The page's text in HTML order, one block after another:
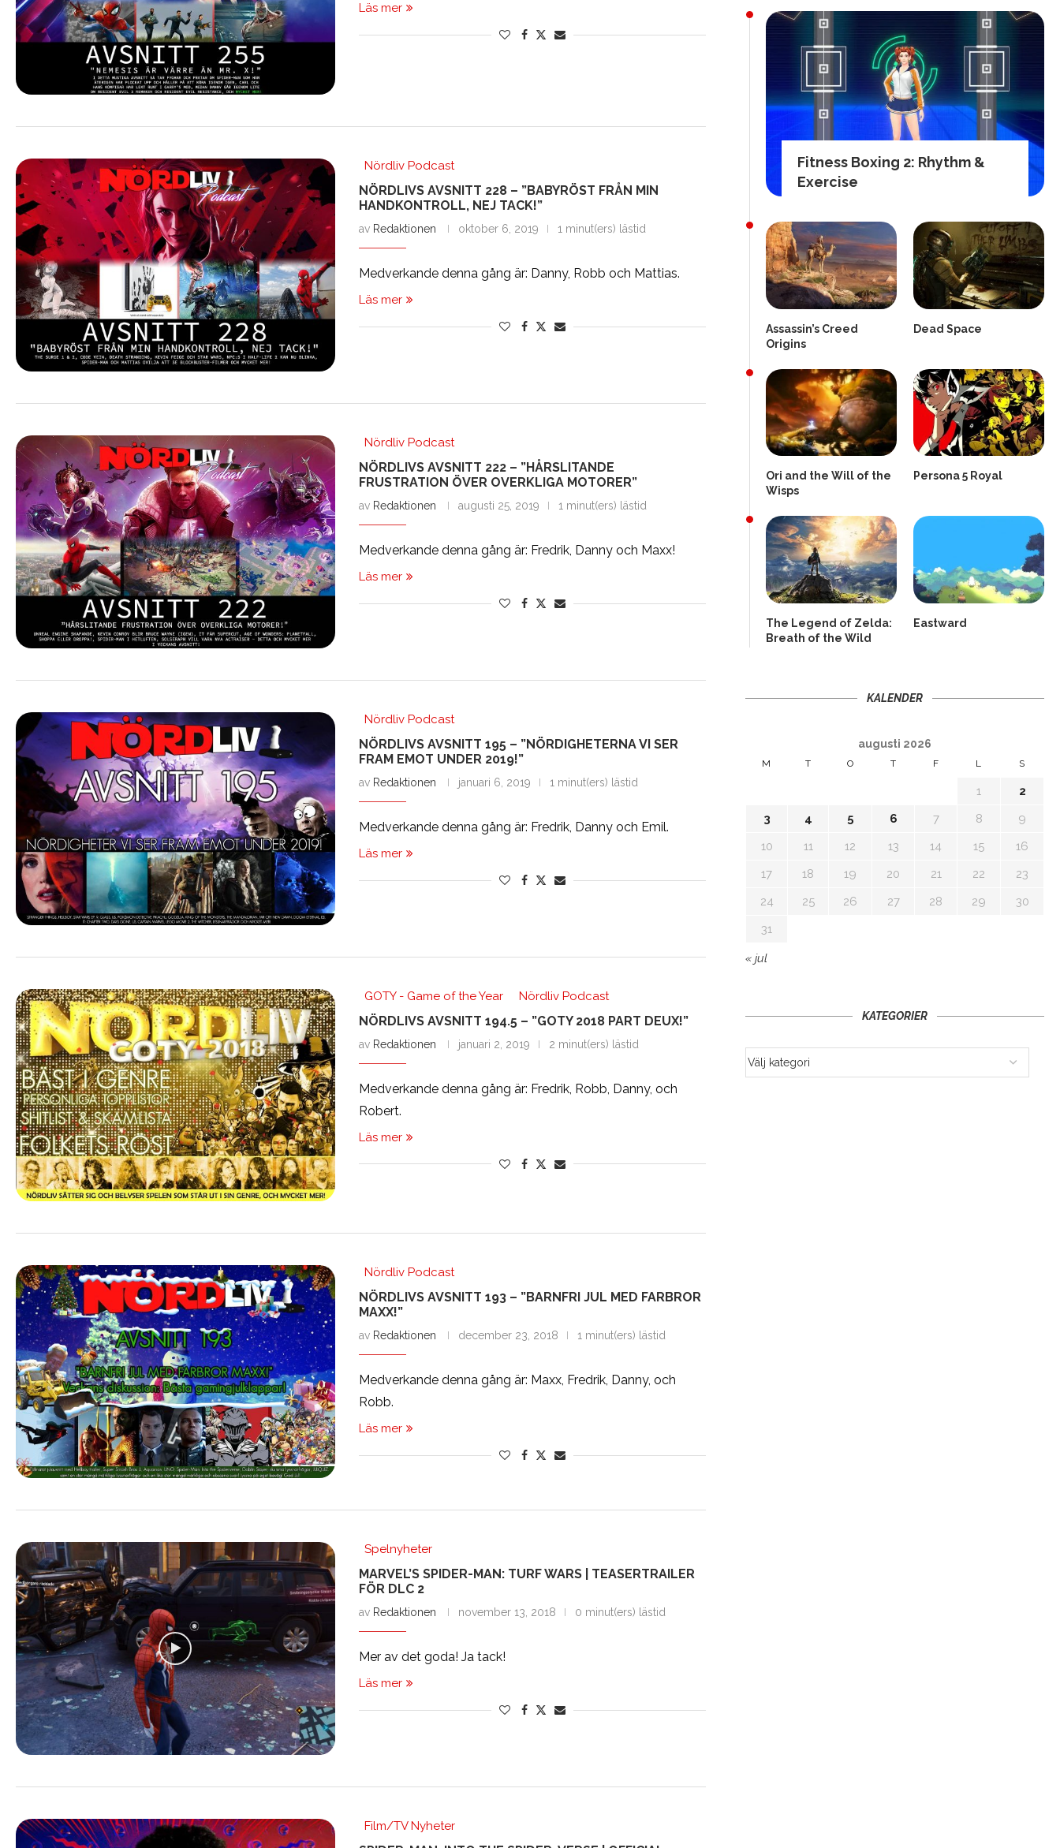
Läs mer
Nördliv Podcast
NÖRDLIVS AVSNITT 228 – ”BABYRÖST FRÅN MIN
HANDKONTROLL, NEJ TACK!”
av Redaktionen oktober 6, 2019 1 minut(ers) lästid
Medverkande denna gång är: Danny, Robb och Mattias.
Läs mer
Nördliv Podcast
NÖRDLIVS AVSNITT 222 – ”HÅRSLITANDE
FRUSTRATION ÖVER OVERKLIGA MOTORER”
av Redaktionen augusti 25, 2019 1 minut(ers) lästid
Medverkande denna gång är: Fredrik, Danny och Maxx!
Läs mer
Nördliv Podcast
NÖRDLIVS AVSNITT 195 – ”NÖRDIGHETERNA VI SER
FRAM EMOT UNDER 2019!”
av Redaktionen januari 6, 2019 1 minut(ers) lästid
Medverkande denna gång är: Fredrik, Danny och Emil.
Läs mer
GOTY - Game of the Year Nördliv Podcast
NÖRDLIVS AVSNITT 194.5 – ”GOTY 2018 PART DEUX!”
av Redaktionen januari 2, 2019 2 minut(ers) lästid
Medverkande denna gång är: Fredrik, Robb, Danny, och
Robert.
Läs mer
Nördliv Podcast
NÖRDLIVS AVSNITT 193 – ”BARNFRI JUL MED FARBROR
MAXX!”
av Redaktionen december 23, 2018 1 minut(ers) lästid
Medverkande denna gång är: Maxx, Fredrik, Danny, och
Robb.
Läs mer
Spelnyheter
MARVEL’S SPIDER-MAN: TURF WARS | TEASERTRAILER
FÖR DLC 2
av Redaktionen november 13, 2018 0 minut(ers) lästid
Mer av det goda! Ja tack!
Läs mer
Film/TV Nyheter
Fitness Boxing 2: Rhythm &
Exercise
Assassin’s Creed
Origins
Dead Space
Ori and the Will of the
Wisps
Persona 5 Royal
The Legend of Zelda:
Breath of the Wild
Eastward
KALENDER
augusti 2026
M T O T F L S
1
2
3
4 5 6 7 8
9
10
11 12 13 14 15
16
17
18 19 20 21 22
23
24
25 26 27 28 29
30
31
« jul
KATEGORIER